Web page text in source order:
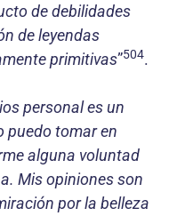
de debilidades
de leyendas
primitivas”504.
personal es un
puedo tomar en
al­guna voluntad
Mis opiniones son
por la belleza